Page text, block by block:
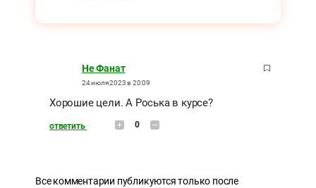
Не Фанат
24 июля 2023 в 20:09
Хорошие цели. А Роська в курсе?
ответить 0
Все комментарии публикуются только после